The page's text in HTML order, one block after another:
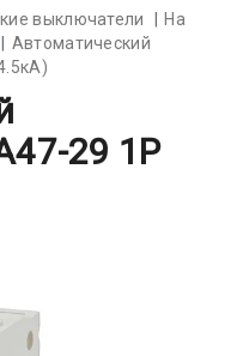
выключатели
На
Автоматический
29 1P